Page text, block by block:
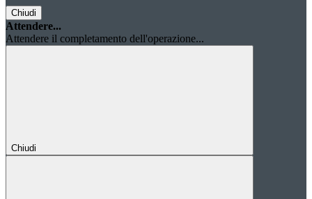
Chiudi
Attendere...
Attendere il completamento dell'operazione...
Chiudi